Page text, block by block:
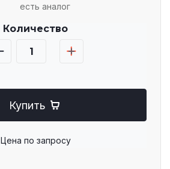
есть аналог
Количество
Купить
Цена по запросу